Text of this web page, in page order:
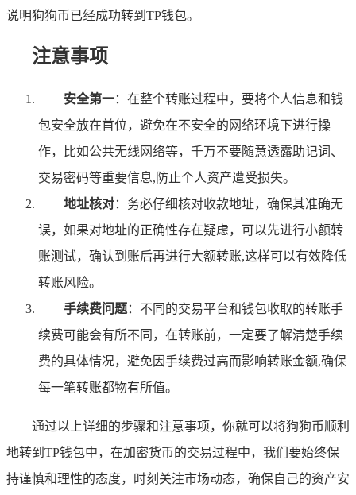
说明狗狗币已经成功转到TP钱包。
注意事项
安全第一：在整个转账过程中，要将个人信息和钱
包安全放在首位，避免在不安全的网络环境下进行操
作，比如公共无线网络等，千万不要随意透露助记词、
交易密码等重要信息,防止个人资产遭受损失。
地址核对：务必仔细核对收款地址，确保其准确无
误，如果对地址的正确性存在疑虑，可以先进行小额转
账测试，确认到账后再进行大额转账,这样可以有效降低
转账风险。
手续费问题：不同的交易平台和钱包收取的转账手
续费可能会有所不同，在转账前，一定要了解清楚手续
费的具体情况，避免因手续费过高而影响转账金额,确保
每一笔转账都物有所值。
通过以上详细的步骤和注意事项，你就可以将狗狗币顺利
地转到TP钱包中，在加密货币的交易过程中，我们要始终保
持谨慎和理性的态度，时刻关注市场动态，确保自己的资产安